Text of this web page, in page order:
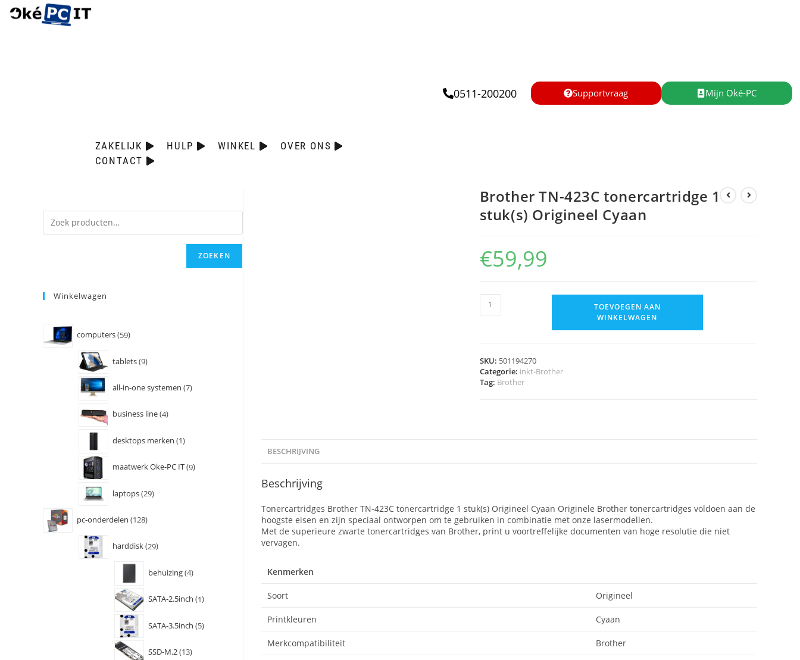
ZAKELIJK HULP WINKEL
OVER ONS
CONTACT
0511-200200 Supportvraag Mijn Oké-PC
Brother TN-423C tonercartridge 1
stuk(s) Origineel Cyaan
€59,99
TOEVOEGEN AAN
WINKELWAGEN
SKU: 501194270
Categorie: inkt-Brother
Tag: Brother
BESCHRIJVING
Beschrijving
Tonercartridges Brother TN-423C tonercartridge 1 stuk(s) Origineel Cyaan Originele Brother tonercartridges voldoen aan de
hoogste eisen en zijn speciaal ontworpen om te gebruiken in combinatie met onze lasermodellen.
Met de superieure zwarte tonercartridges van Brother, print u voortreffelijke documenten van hoge resolutie die niet
vervagen.
Kenmerken
Soort Origineel
Printkleuren Cyaan
Merkcompatibiliteit Brother
ZOEKEN
Winkelwagen
computers 59
tablets 9
all-in-one systemen 7
business line 4
desktops merken 1
maatwerk Oke-PC IT 9
laptops 29
pc-onderdelen 128
harddisk 29
behuizing 4
SATA-2.5inch 1
SATA-3.5inch 5
SSD-M.2 13